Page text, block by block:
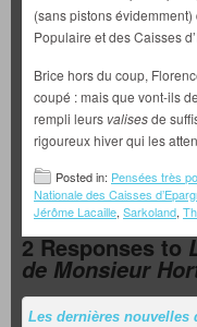
(sans pistons évidemment)
Populaire et des Caisses
Brice hors du coup,
coupé : mais que vont-ils
rempli leurs valisesde
rigoureux hiver qui les
Posted in: Pensées très
Nationale des Caisses
Jérôme Lacaille, Sarkoland,
2 Responses to
de Monsieur
Les dernières nouvelles